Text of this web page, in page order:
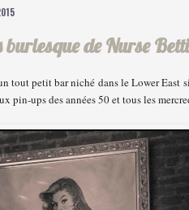
burlesque de Nurse
tout petit bar niché dans le Lower East
pin-ups des années 50 et tous les